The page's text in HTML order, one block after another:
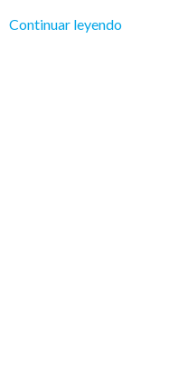
Continuar leyendo